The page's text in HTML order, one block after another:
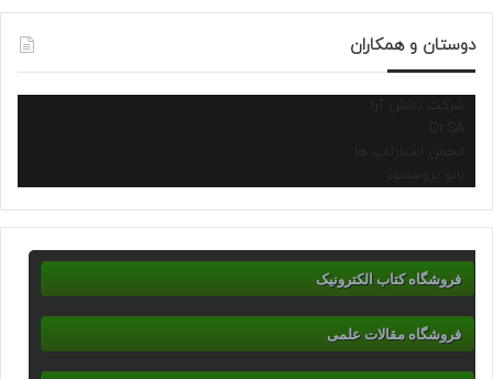
دوستان و همکاران
شرکت دانش آرا
انجمن استارتاپ ها
نانو پروسسور
فروشگاه کتاب الکترونیک
فروشگاه مقالات علمی